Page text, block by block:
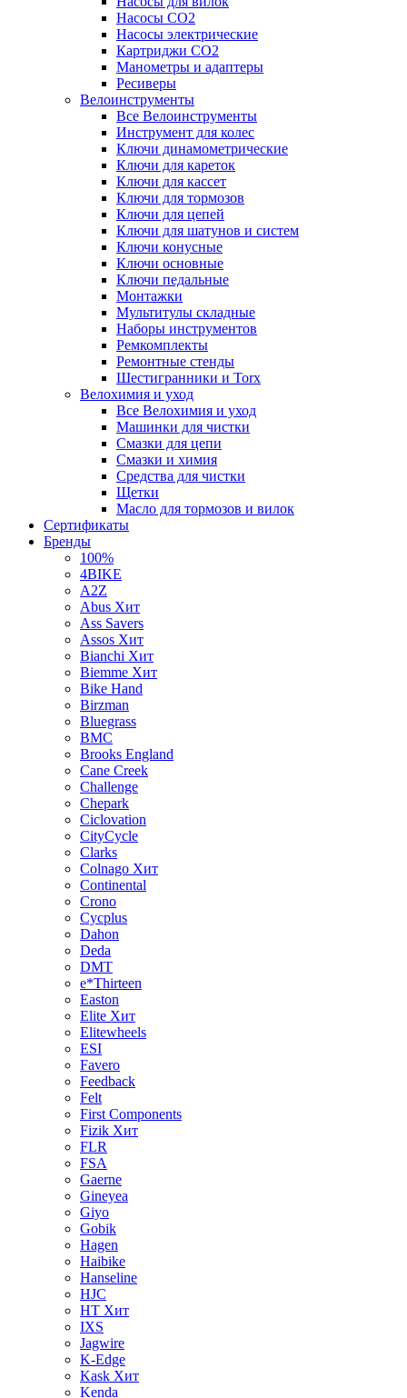
Насосы CO2
Насосы электрические
Картриджи CO2
Манометры и адаптеры
Ресиверы
Велоинструменты
Все Велоинструменты
Инструмент для колес
Ключи динамометрические
Ключи для кареток
Ключи для кассет
Ключи для тормозов
Ключи для цепей
Ключи для шатунов и систем
Ключи конусные
Ключи основные
Ключи педальные
Монтажки
Мультитулы складные
Наборы инструментов
Ремкомплекты
Ремонтные стенды
Шестигранники и Torx
Велохимия и уход
Все Велохимия и уход
Машинки для чистки
Смазки для цепи
Смазки и химия
Средства для чистки
Щетки
Масло для тормозов и вилок
Сертификаты
Бренды
100%
4BIKE
A2Z
Abus Хит
Ass Savers
Assos Хит
Bianchi Хит
Biemme Хит
Bike Hand
Birzman
Bluegrass
BMC
Brooks England
Cane Creek
Challenge
Chepark
Ciclovation
CityCycle
Clarks
Colnago Хит
Continental
Crono
Cycplus
Dahon
Deda
DMT
e*Thirteen
Easton
Elite Хит
Elitewheels
ESI
Favero
Feedback
Felt
First Components
Fizik Хит
FLR
FSA
Gaerne
Gineyea
Giyo
Gobik
Hagen
Haibike
Hanseline
HJC
HT Хит
IXS
Jagwire
K-Edge
Kask Хит
Kenda